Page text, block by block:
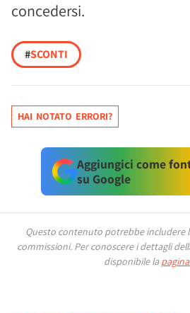
concedersi.
#SCONTI
HAI NOTATO ERRORI?
Aggiungici come
su Google
Questo contenuto potrebbe includere
commissioni. Per conoscere i dettagli
disponibile la